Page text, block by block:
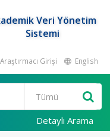
Veri Yönetim
Sistemi
Araştırmacı Girişi English
Detaylı Arama